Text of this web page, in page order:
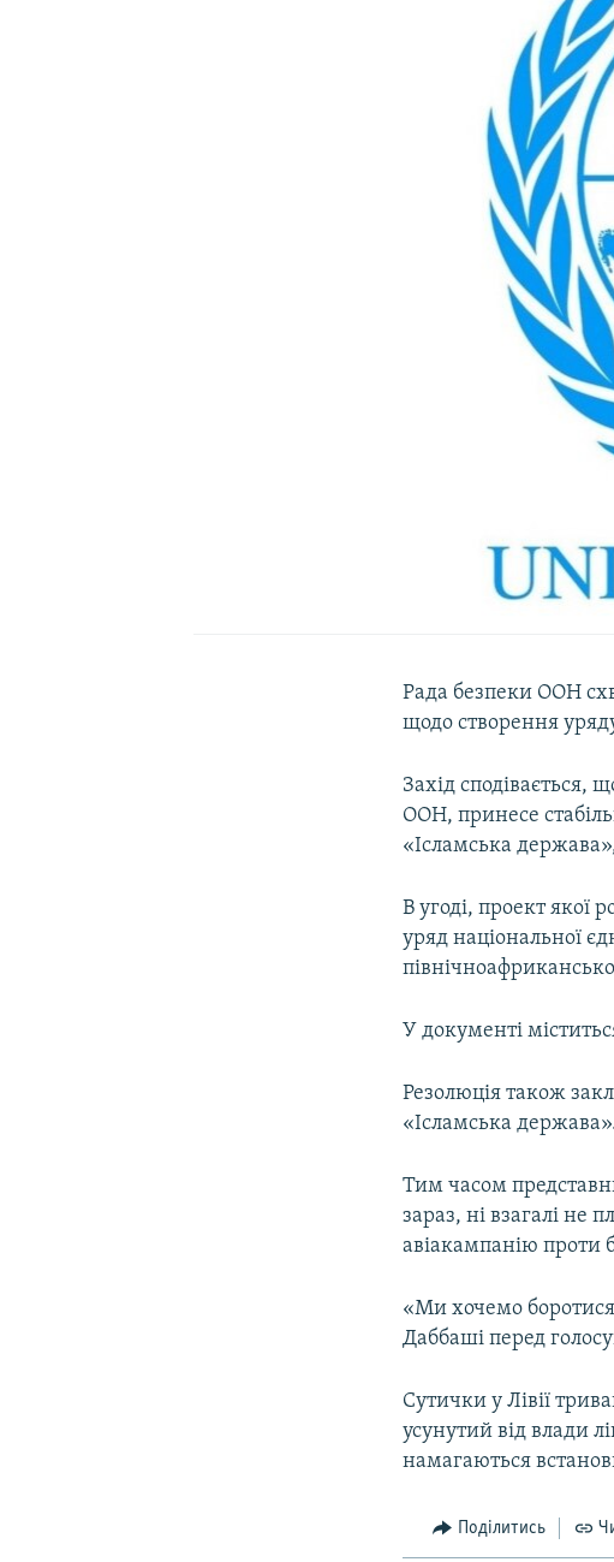
Рада безпеки ООН
щодо створення
Захід сподівається,
ООН, принесе
«Ісламська
В угоді, проект якої
уряд національної
У документі
Резолюція також
«Ісламська
Тим часом
зараз, ні взагалі не
авіакампанію проти
«Ми хочемо
Даббаші перед
Сутички у Лівії
усунутий від влади
намагаються
Поділитись